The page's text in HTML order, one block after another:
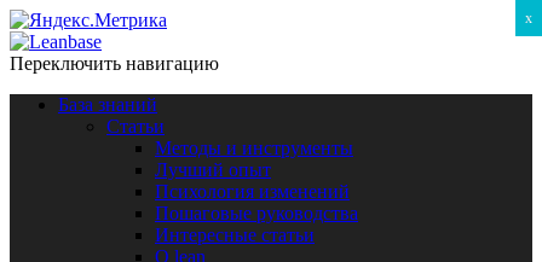
Переключить навигацию
База знаний
Статьи
Методы и инструменты
Лучший опыт
Психология изменений
Пошаговые руководства
Интересные статьи
O lean
x